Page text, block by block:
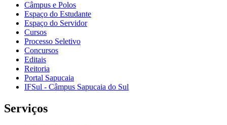
Câmpus e Polos
Espaço do Estudante
Espaço do Servidor
Cursos
Processo Seletivo
Concursos
Editais
Reitoria
Portal Sapucaia
IFSul - Câmpus Sapucaia do Sul
Serviços